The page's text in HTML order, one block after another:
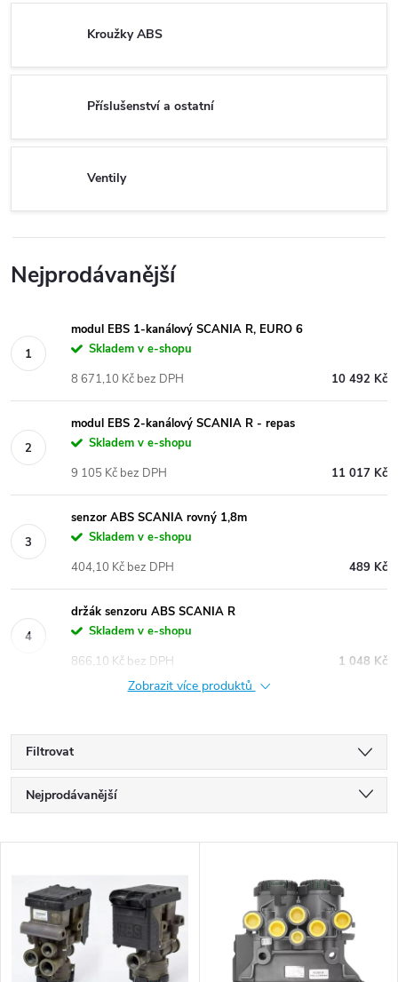
Kroužky ABS
Příslušenství a ostatní
Ventily
Nejprodávanější
modul EBS 1-kanálový SCANIA R, EURO 6
Skladem v e-shopu
10 492 Kč
8 671,10 Kč bez DPH
modul EBS 2-kanálový SCANIA R - repas
Skladem v e-shopu
11 017 Kč
9 105 Kč bez DPH
senzor ABS SCANIA rovný 1,8m
Skladem v e-shopu
489 Kč
404,10 Kč bez DPH
držák senzoru ABS SCANIA R
Skladem v e-shopu
1 048 Kč
866,10 Kč bez DPH
Zobrazit více produktů
Filtrovat
Ř
a
z
e
Nejprodávanější
Abecedně
ý
p